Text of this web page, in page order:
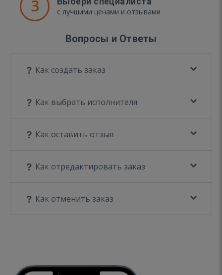
3 с лучшими ценами и отзывами
Вопросы и Ответы
Как создать заказ
Как выбрать исполнителя
Как оставить отзыв
Как отредактировать заказ
Как отменить заказ